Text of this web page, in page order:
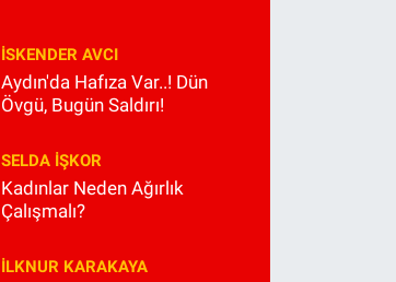
İSKENDER AVCI
Aydın'da Hafıza Var..! Dün
Övgü, Bugün Saldırı!
SELDA İŞKOR
Kadınlar Neden Ağırlık
Çalışmalı?
İLKNUR KARAKAYA